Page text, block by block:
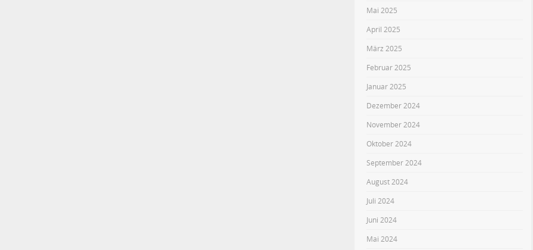
Mai 2025
April 2025
März 2025
Februar 2025
Januar 2025
Dezember 2024
November 2024
Oktober 2024
September 2024
August 2024
Juli 2024
Juni 2024
Mai 2024